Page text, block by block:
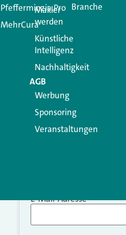
Ihre E-Mail-Adresse wird
Kommentar
E-Mail-Adresse*
Pfefferminzia.Pro
MehrCura
Makler
werden
Künstliche
Intelligenz
Nachhaltigkeit
AGB
Werbung
Sponsoring
Veranstaltungen
Branche